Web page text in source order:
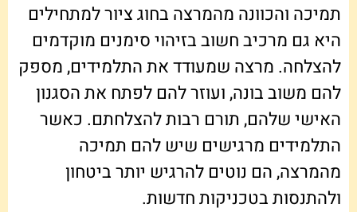
תמיכה והכוונה מהמרצה בחוג ציור למתחילים
היא גם מרכיב חשוב בזיהוי סימנים מוקדמים
להצלחה. מרצה שמעודד את התלמידים, מספק
להם משוב בונה, ועוזר להם לפתח את הסגנון
האישי שלהם, תורם רבות להצלחתם. כאשר
התלמידים מרגישים שיש להם תמיכה
מהמרצה, הם נוטים להרגיש יותר ביטחון
ולהתנסות בטכניקות חדשות.